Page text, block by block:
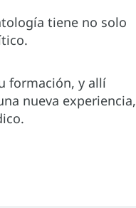
tiene no solo
formación, y allí
nueva experiencia,